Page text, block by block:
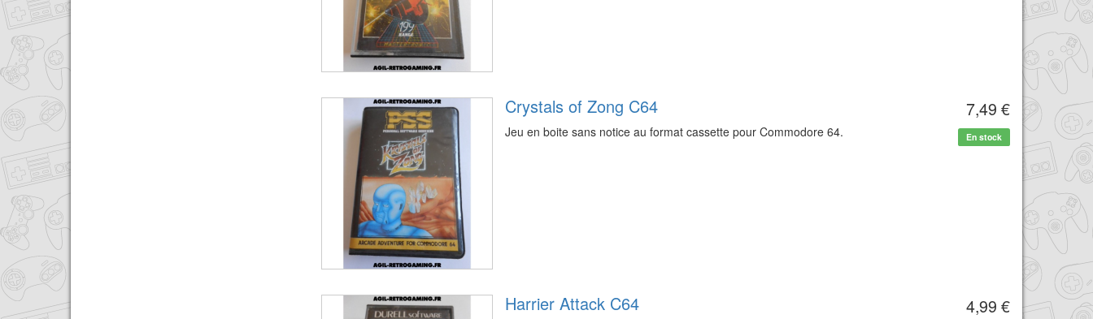
Crystals of Zong C64
Jeu en boite sans notice au format cassette pour Commodore 64.
7,49 €
En stock
Harrier Attack C64 4,99 €